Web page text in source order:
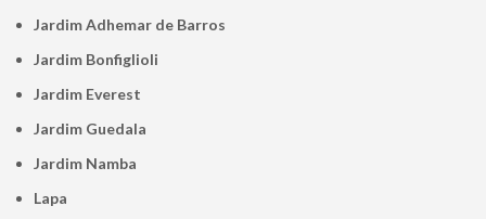
Jardim Adhemar de Barros
Jardim Bonfiglioli
Jardim Everest
Jardim Guedala
Jardim Namba
Lapa